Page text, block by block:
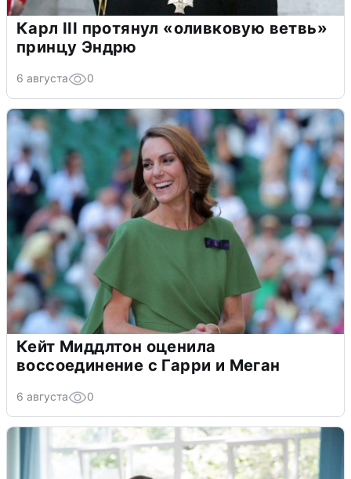
Карл III протянул «оливковую ветвь»
принцу Эндрю
6 августа 0
Кейт Миддлтон оценила
воссоединение с Гарри и Меган
6 августа 0